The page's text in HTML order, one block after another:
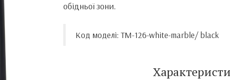
обідньої зони.
Код моделі: TM-126-white-marble/ black